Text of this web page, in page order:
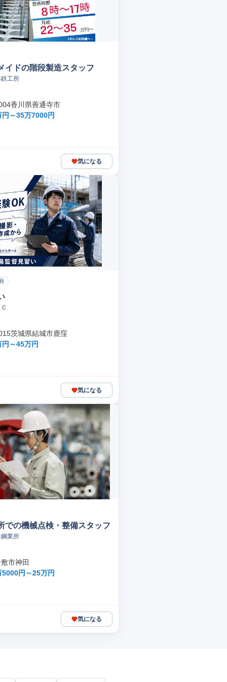
イドの階段製造スタッフ
工所
香川県善通寺市
～35万7000円
気になる
茨城県結城市鹿窪
～45万円
気になる
での機械点検・整備スタッフ
業所
市神田
円～25万円
気になる